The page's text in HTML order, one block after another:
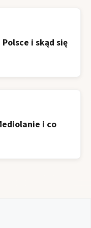
i skąd się
i co